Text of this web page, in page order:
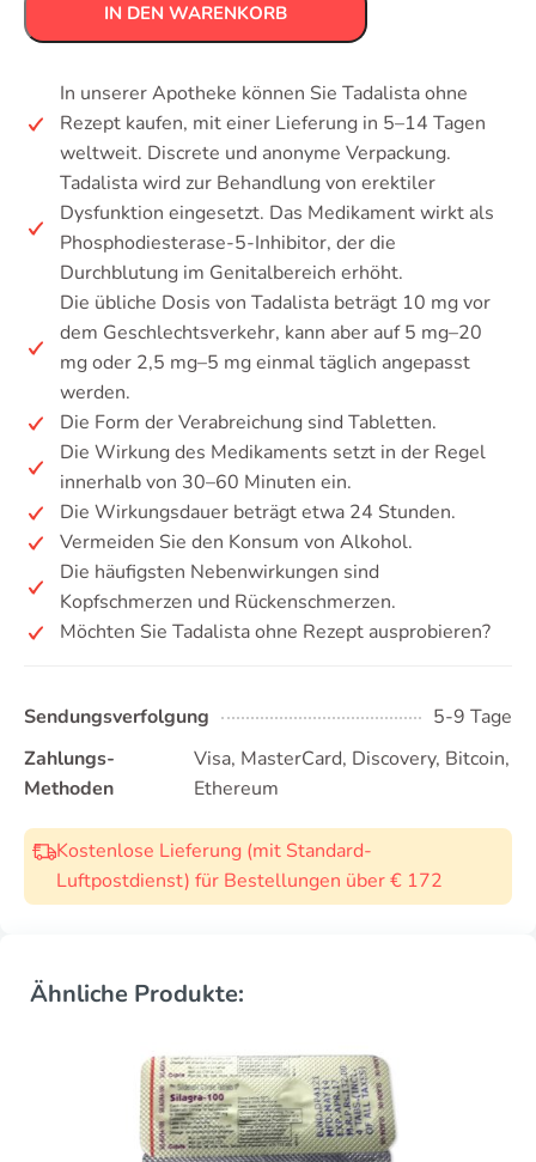
IN DEN WARENKORB
In unserer Apotheke können Sie Tadalista ohne
Rezept kaufen, mit einer Lieferung in 5–14 Tagen
weltweit. Discrete und anonyme Verpackung.
Tadalista wird zur Behandlung von erektiler
Dysfunktion eingesetzt. Das Medikament wirkt als
Phosphodiesterase-5-Inhibitor, der die
Durchblutung im Genitalbereich erhöht.
Die übliche Dosis von Tadalista beträgt 10 mg vor
dem Geschlechtsverkehr, kann aber auf 5 mg–20
mg oder 2,5 mg–5 mg einmal täglich angepasst
werden.
Die Form der Verabreichung sind Tabletten.
Die Wirkung des Medikaments setzt in der Regel
innerhalb von 30–60 Minuten ein.
Die Wirkungsdauer beträgt etwa 24 Stunden.
Vermeiden Sie den Konsum von Alkohol.
Die häufigsten Nebenwirkungen sind
Kopfschmerzen und Rückenschmerzen.
Möchten Sie Tadalista ohne Rezept ausprobieren?
Sendungsverfolgung
5-9 Tage
Zahlungs-
Methoden
Visa, MasterCard, Discovery, Bitcoin,
Ethereum
Kostenlose Lieferung (mit Standard-
Luftpostdienst) für Bestellungen über € 172
Ähnliche Produkte: